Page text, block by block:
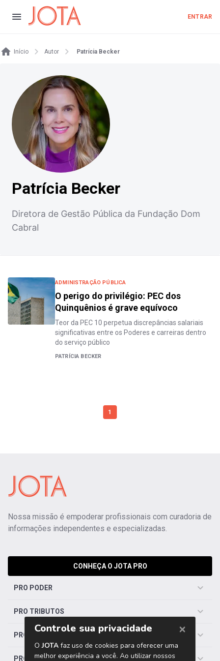
ENTRAR
Início Autor Patrícia Becker
Patrícia Becker
Diretora de Gestão Pública da Fundação Dom
Cabral
ADMINISTRAÇÃO PÚBLICA
O perigo do privilégio: PEC dos
Quinquênios é grave equívoco
Teor da PEC 10 perpetua discrepâncias salariais
significativas entre os Poderes e carreiras dentro
do serviço público
PATRÍCIA BECKER
1
Nossa missão é empoderar profissionais com curadoria de
informações independentes e especializadas.
CONHEÇA O JOTA PRO
PRO PODER
PRO TRIBUTOS
PRO TRABALHISTA
PRO SAÚDE